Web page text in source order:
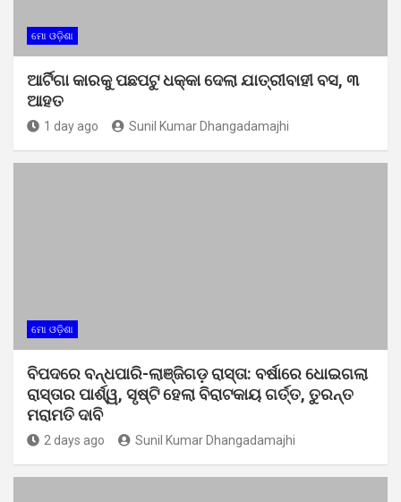
ମୋ ଓଡ଼ିଶା
ଆର୍ଟିଗା କାରକୁ ପଛପଟୁ ଧକ୍କା ଦେଲା ଯାତ୍ରୀବାହୀ ବସ, ୩
ଆହତ
1 day ago Sunil Kumar Dhangadamajhi
ମୋ ଓଡ଼ିଶା
ବିପଦରେ ବନ୍ଧପାରି-ଲାଞ୍ଜିଗଡ଼ ରାସ୍ତା: ବର୍ଷାରେ ଧୋଇଗଲା
ରାସ୍ତାର ପାର୍ଶ୍ୱ, ସୃଷ୍ଟି ହେଲା ବିରାଟକାୟ ଗର୍ତ୍ତ, ତୁରନ୍ତ
ମରାମତି ଦାବି
2 days ago Sunil Kumar Dhangadamajhi